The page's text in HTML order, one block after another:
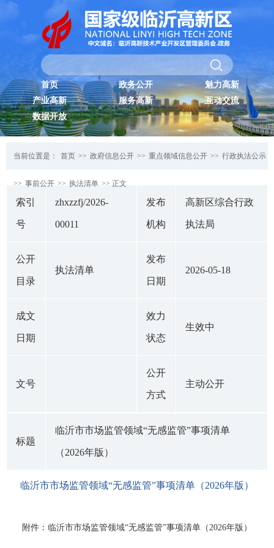
首页 政务公开
魅力高新
产业高新
服务高新
互动交流
数据开放
当前位置是： 首页 >> 政府信息公开 >> 重点领域信息公开 >> 行政执法公示
>> 事前公开 >> 执法清单 >> 正文
索引
号
zhxzzfj/2026-
00011
发布
机构
高新区综合行政
执法局
公开
目录
执法清单
发布
日期
2026-05-18
成文
日期
效力
状态
生效中
文号
公开
方式
主动公开
标题
临沂市市场监管领域“无感监管”事项清单
（2026年版）
临沂市市场监管领域“无感监管”事项清单（2026年版）
附件：临沂市市场监管领域“无感监管”事项清单（2026年版）